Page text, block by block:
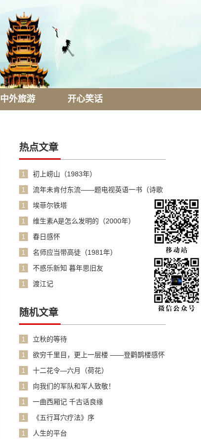
中外旅游 开心笑话
热点文章
1
初上崂山（1983年）
1
流年未肯付东流——题电视英语一书（诗歌
1
埃菲尔铁塔
1
维生素A是怎么发明的（2000年）
1
春日感怀
1
名师应当带高徒（1981年）
1
不惑乐新知 暮年思旧友
1
渡江记
随机文章
1
立秋的等待
1
欲穷千里目，更上一层楼 ——登鹳鹊楼感怀
1
十二花令—六月（荷花）
1
向我们的军队和军人致敬！
1
一曲西厢记 千古话良缘
1
《五行耳穴疗法》序
1
人生的平台